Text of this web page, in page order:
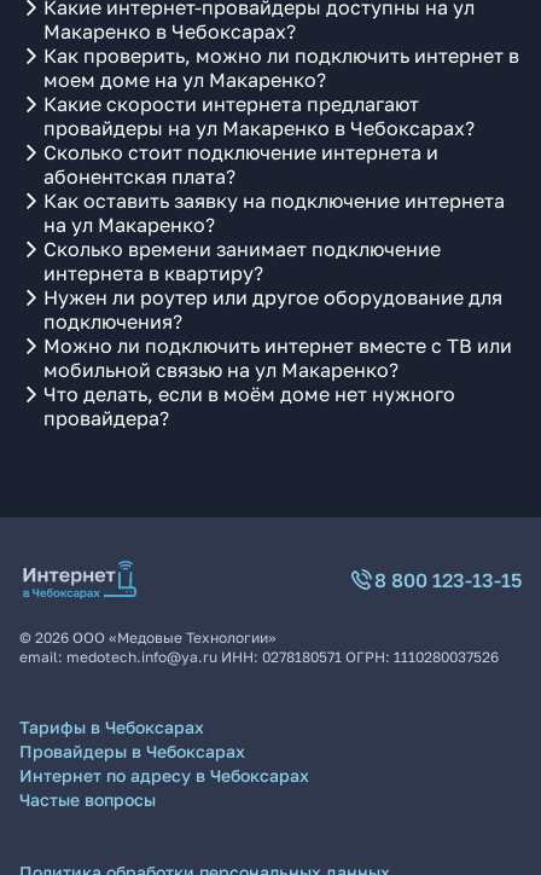
Какие интернет-провайдеры доступны на ул
Макаренко в Чебоксарах?
Как проверить, можно ли подключить интернет в
моем доме на ул Макаренко?
Какие скорости интернета предлагают
провайдеры на ул Макаренко в Чебоксарах?
Сколько стоит подключение интернета и
абонентская плата?
Как оставить заявку на подключение интернета
на ул Макаренко?
Сколько времени занимает подключение
интернета в квартиру?
Нужен ли роутер или другое оборудование для
подключения?
Можно ли подключить интернет вместе с ТВ или
мобильной связью на ул Макаренко?
Что делать, если в моём доме нет нужного
провайдера?
8 800 123-13-15
© 2026 ООО «Медовые Технологии»
email: medotech.info@ya.ru ИНН: 0278180571 ОГРН: 1110280037526
Тарифы в Чебоксарах
Провайдеры в Чебоксарах
Интернет по адресу в Чебоксарах
Частые вопросы